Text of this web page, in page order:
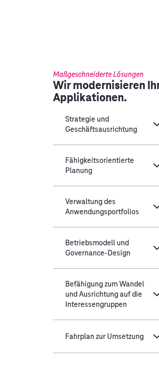
Maßgeschneiderte Lösungen
Wir modernisieren
Applikationen.
Strategie und
Geschäftsausrichtung
Fähigkeitsorientierte
Planung
Verwaltung des
Anwendungsportfolios
Betriebsmodell und
Governance-Design
Befähigung zum Wandel
und Ausrichtung auf die
Interessengruppen
Fahrplan zur Umsetzung